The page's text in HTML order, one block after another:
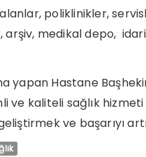
poliklinikler,
medikal depo,
yapan Hastane
ve kaliteli sağlık
ve başarıyı